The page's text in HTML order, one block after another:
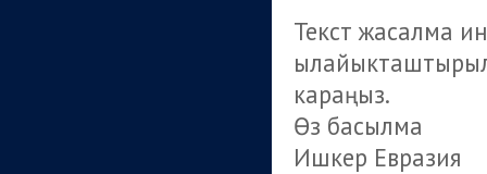
Текст жасалма
караңыз.
Өз басылма
Ишкер Евразия